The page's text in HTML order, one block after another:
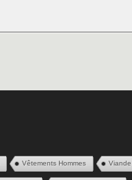
Vêtements Hommes Viande